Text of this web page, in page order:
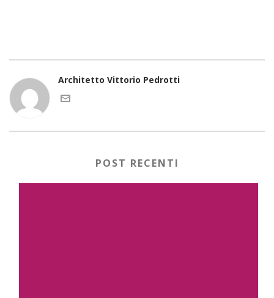
Architetto Vittorio Pedrotti
POST RECENTI